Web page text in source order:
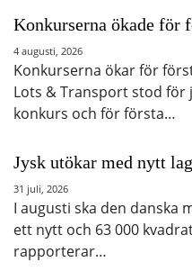
Konkurserna ökade för
4 augusti, 2026
Konkurserna ökar för
Lots & Transport stod för
konkurs och för första…
Jysk utökar med nytt
31 juli, 2026
I augusti ska den danska
ett nytt och 63 000
rapporterar…